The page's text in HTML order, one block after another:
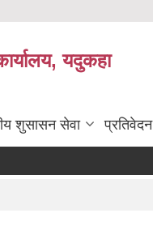
यदुकहा
शुसासन सेवा प्रतिवेदन